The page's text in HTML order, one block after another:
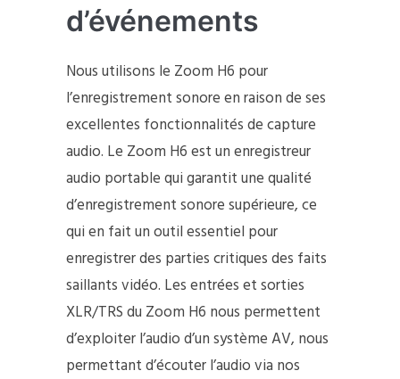
d’événements
Nous utilisons le Zoom H6 pour
l’enregistrement sonore en raison de ses
excellentes fonctionnalités de capture
audio. Le Zoom H6 est un enregistreur
audio portable qui garantit une qualité
d’enregistrement sonore supérieure, ce
qui en fait un outil essentiel pour
enregistrer des parties critiques des faits
saillants vidéo. Les entrées et sorties
XLR/TRS du Zoom H6 nous permettent
d’exploiter l’audio d’un système AV, nous
permettant d’écouter l’audio via nos